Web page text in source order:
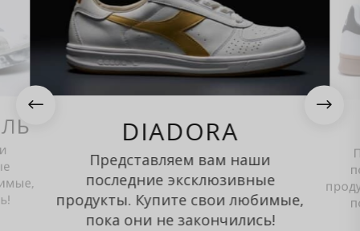
DIADORA
Представляем вам наши
последние эксклюзивные
продукты. Купите свои любимые,
пока они не закончились!
# $